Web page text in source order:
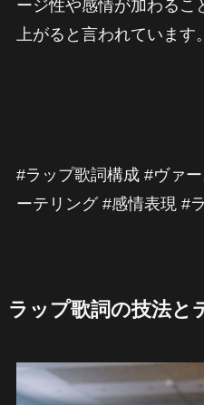
ージ性や感情が加わるこ
上がると言われています。
#ラップ歌詞構成 #ヴァ
ーテリング #感情表現 #
ラップ歌詞の技法と